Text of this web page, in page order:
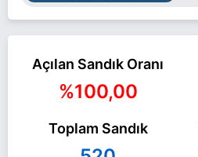
Açılan Sandık Oranı
%100,00
Toplam Sandık